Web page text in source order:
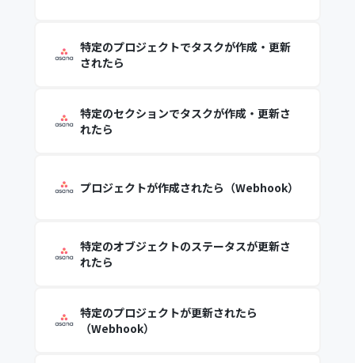
特定のプロジェクトでタスクが作成・更新
されたら
特定のセクションでタスクが作成・更新さ
れたら
プロジェクトが作成されたら（Webhook）
特定のオブジェクトのステータスが更新さ
れたら
特定のプロジェクトが更新されたら
（Webhook）